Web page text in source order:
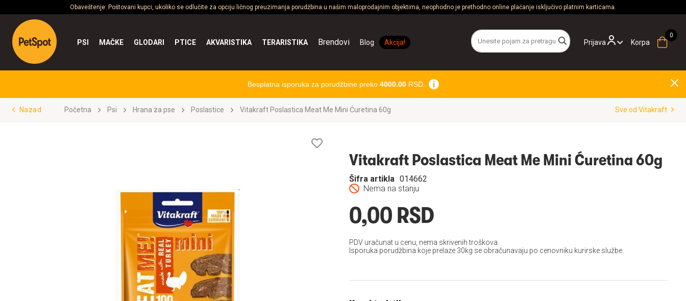
Obaveštenje: Poštovani kupci, ukoliko se odlučite za opciju ličnog preuzimanja porudžbina u našim maloprodajnim objektima, neophodno je prethodno online plaćanje isključivo platnim karticama.
Prijava
PSI MAČKE GLODARI PTICE AKVARISTIKA TERARISTIKA Brendovi Blog Akcija! Korpa
Besplatna isporuka za porudžbine preko 4000.00RSD.
Nazad Početna Psi Hrana za pse Poslastice Vitakraft Poslastica Meat Me Mini Ćuretina 60g Sve od Vitakraft
želja
Vitakraft Poslastica Meat Me Mini Ćuretina 60g
Nema na stanju
Šifra artikla 014662
0,00 RSD
PDV uračunat u cenu, nema skrivenih troškova.
Isporuka porudžbina koje prelaze 30kg se obračunavaju po cenovniku kurirske službe.